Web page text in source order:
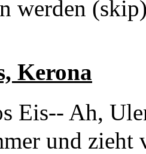
werden
Kerona
Ah,
und zieht